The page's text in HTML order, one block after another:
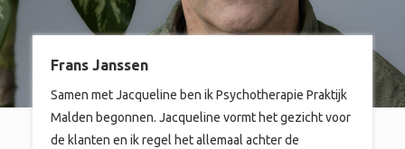
Frans Janssen
Samen met Jacqueline ben ik Psychotherapie Praktijk
Malden begonnen. Jacqueline vormt het gezicht voor
de klanten en ik regel het allemaal achter de